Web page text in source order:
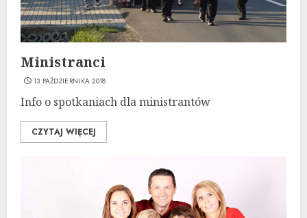
Ministranci
13 PAŹDZIERNIKA 2018
Info o spotkaniach dla ministrantów
CZYTAJ WIĘCEJ